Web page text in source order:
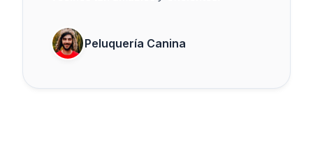
Peluquería Canina